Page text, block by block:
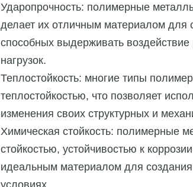
Ударопрочность: полимерные
делает их отличным материалом для
способных выдерживать
нагрузок.
Теплостойкость: многие типы
теплостойкостью, что позволяет
изменения своих структурных и
Химическая стойкость: полимерные
стойкостью, устойчивостью к
идеальным материалом для
условиях.